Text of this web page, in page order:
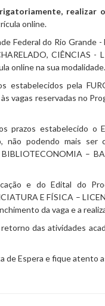
realizar
online.
Federal do Rio Grande -
CIÊNCIAS -
online na sua modalidade.
pela
vagas reservadas no
prazos estabelecido o
podendo mais ser
–
e doEdital do
E FÍSICA –
da vaga e a
das atividades
de Espera e fique atento